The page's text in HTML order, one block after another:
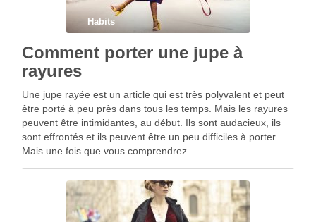
Habits
Comment porter une jupe à
rayures
Une jupe rayée est un article qui est très polyvalent et peut
être porté à peu près dans tous les temps. Mais les rayures
peuvent être intimidantes, au début. Ils sont audacieux, ils
sont effrontés et ils peuvent être un peu difficiles à porter.
Mais une fois que vous comprendrez …